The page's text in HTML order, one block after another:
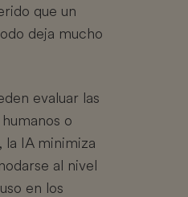
que un
deja mucho
evaluar las
o
la IA minimiza
al nivel
en los